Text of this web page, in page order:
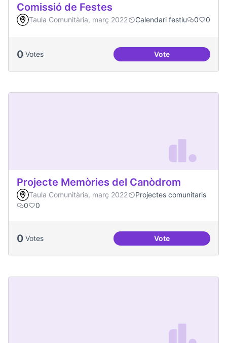
Comissió de Festes
Taula Comunitària, març 2022 Calendari festiu 0 0
0 Votes VoteComissió de
Projecte Memòries del Canòdrom
Taula Comunitària, març 2022
Projectes comunitaris
0
0
0 Votes VoteProjecte